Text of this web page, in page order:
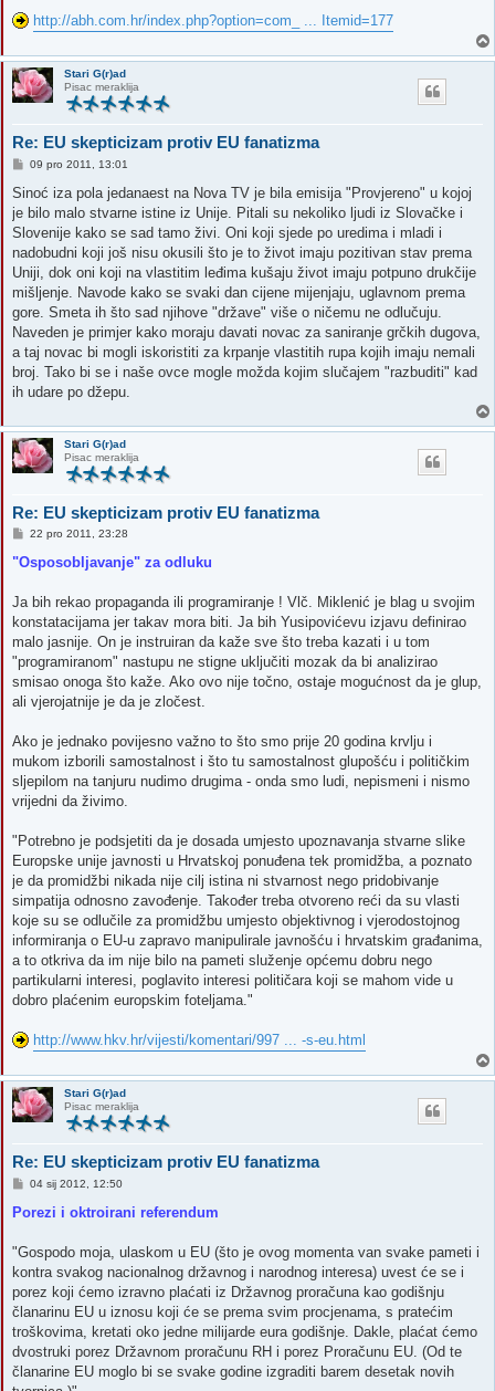
http://abh.com.hr/index.php?option=com_ ... Itemid=177
Stari G(r)ad
Pisac meraklija
Re: EU skepticizam protiv EU fanatizma
P
s
09 pro 2011, 13:01
Sinoć iza pola jedanaest na Nova TV je bila emisija "Provjereno" u kojoj
je bilo malo stvarne istine iz Unije. Pitali su nekoliko ljudi iz Slovačke i
Slovenije kako se sad tamo živi. Oni koji sjede po uredima i mladi i
nadobudni koji još nisu okusili što je to život imaju pozitivan stav prema
Uniji, dok oni koji na vlastitim leđima kušaju život imaju potpuno drukčije
mišljenje. Navode kako se svaki dan cijene mijenjaju, uglavnom prema
gore. Smeta ih što sad njihove "države" više o ničemu ne odlučuju.
Naveden je primjer kako moraju davati novac za saniranje grčkih dugova,
a taj novac bi mogli iskoristiti za krpanje vlastitih rupa kojih imaju nemali
broj. Tako bi se i naše ovce mogle možda kojim slučajem "razbuditi" kad
ih udare po džepu.
Stari G(r)ad
Pisac meraklija
Re: EU skepticizam protiv EU fanatizma
P
s
22 pro 2011, 23:28
"Osposobljavanje" za odluku
Ja bih rekao propaganda ili programiranje ! Vlč. Miklenić je blag u svojim
konstatacijama jer takav mora biti. Ja bih Yusipovićevu izjavu definirao
malo jasnije. On je instruiran da kaže sve što treba kazati i u tom
"programiranom" nastupu ne stigne uključiti mozak da bi analizirao
smisao onoga što kaže. Ako ovo nije točno, ostaje mogućnost da je glup,
ali vjerojatnije je da je zločest.
Ako je jednako povijesno važno to što smo prije 20 godina krvlju i
mukom izborili samostalnost i što tu samostalnost glupošću i političkim
sljepilom na tanjuru nudimo drugima - onda smo ludi, nepismeni i nismo
vrijedni da živimo.
"Potrebno je podsjetiti da je dosada umjesto upoznavanja stvarne slike
Europske unije javnosti u Hrvatskoj ponuđena tek promidžba, a poznato
je da promidžbi nikada nije cilj istina ni stvarnost nego pridobivanje
simpatija odnosno zavođenje. Također treba otvoreno reći da su vlasti
koje su se odlučile za promidžbu umjesto objektivnog i vjerodostojnog
informiranja o EU-u zapravo manipulirale javnošću i hrvatskim građanima,
a to otkriva da im nije bilo na pameti služenje općemu dobru nego
partikularni interesi, poglavito interesi političara koji se mahom vide u
dobro plaćenim europskim foteljama."
http://www.hkv.hr/vijesti/komentari/997 ... -s-eu.html
Stari G(r)ad
Pisac meraklija
Re: EU skepticizam protiv EU fanatizma
P
s
04 sij 2012, 12:50
Porezi i oktroirani referendum
"Gospodo moja, ulaskom u EU (što je ovog momenta van svake pameti i
kontra svakog nacionalnog državnog i narodnog interesa) uvest će se i
porez koji ćemo izravno plaćati iz Državnog proračuna kao godišnju
članarinu EU u iznosu koji će se prema svim procjenama, s pratećim
troškovima, kretati oko jedne milijarde eura godišnje. Dakle, plaćat ćemo
dvostruki porez Državnom proračunu RH i porez Proračunu EU. (Od te
članarine EU moglo bi se svake godine izgraditi barem desetak novih